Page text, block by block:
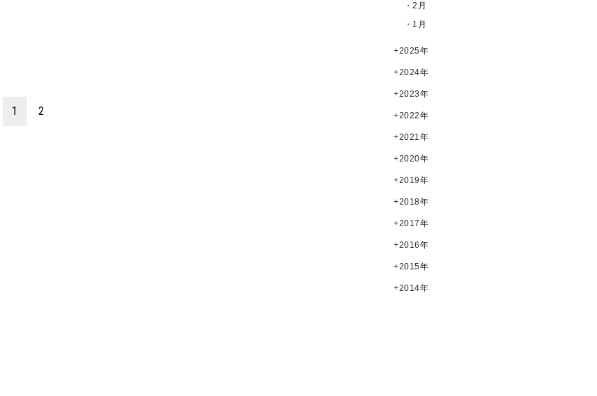
1 2
・2月
・1月
2025年
2024年
2023年
2022年
2021年
2020年
2019年
2018年
2017年
2016年
2015年
2014年